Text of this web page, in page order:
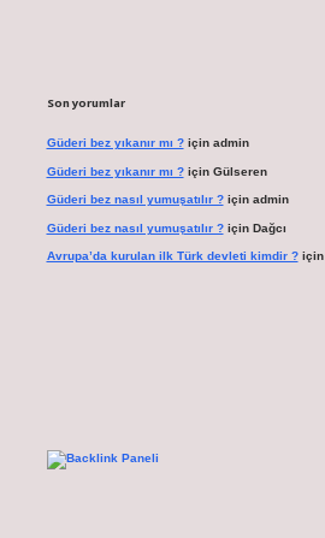
Son yorumlar
Güderi bez yıkanır mı ?için admin
Güderi bez yıkanır mı ?için Gülseren
Güderi bez nasıl yumuşatılır ?için admin
Güderi bez nasıl yumuşatılır ?için Dağcı
Avrupa’da kurulan ilk Türk devleti kimdir ?için